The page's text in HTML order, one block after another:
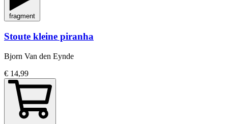
fragment
Stoute kleine piranha
Bjorn Van den Eynde
€ 14,99